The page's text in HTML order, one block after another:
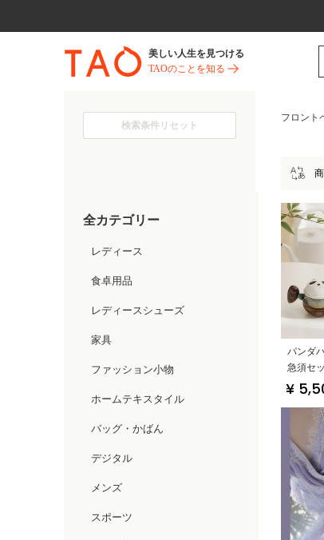
今だけ! 最大65％OFF! |ファッ
美しい人生を見つける
TAOのことを知る
検索条件リセット
全カテゴリー
レディース
食卓用品
レディースシューズ
家具
ファッション小物
ホームテキスタイル
バッグ・かばん
デジタル
メンズ
スポーツ
フロント
パンダ
急須セ
アウト
ップ】
¥